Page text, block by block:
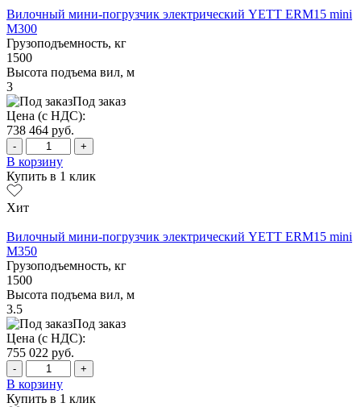
Вилочный мини-погрузчик электрический YETT ERM15 mini
M300
Грузоподъемность, кг
1500
Высота подъема вил, м
3
Под заказ
Цена (с НДС):
738 464 руб.
- +
В корзину
Купить в 1 клик
Хит
Вилочный мини-погрузчик электрический YETT ERM15 mini
M350
Грузоподъемность, кг
1500
Высота подъема вил, м
3.5
Под заказ
Цена (с НДС):
755 022 руб.
- +
В корзину
Купить в 1 клик